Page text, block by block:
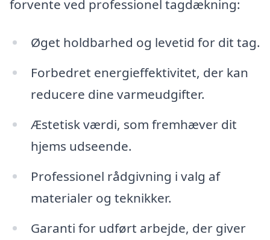
forvente ved professionel tagdækning:
Øget holdbarhed og levetid for dit tag.
Forbedret energieffektivitet, der kan
reducere dine varmeudgifter.
Æstetisk værdi, som fremhæver dit
hjems udseende.
Professionel rådgivning i valg af
materialer og teknikker.
Garanti for udført arbejde, der giver